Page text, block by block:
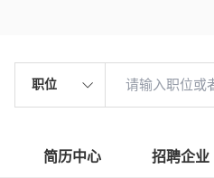
职位
简历中心 招聘企业